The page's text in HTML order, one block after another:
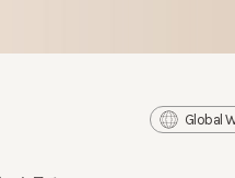
Global Website